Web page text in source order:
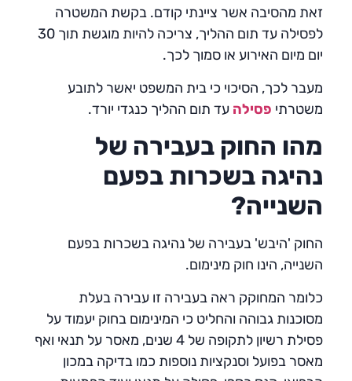
זאת מהסיבה אשר ציינתי קודם. בקשת המשטרה
לפסילה עד תום ההליך, צריכה להיות מוגשת תוך 30
יום מיום האירוע או סמוך לכך.
מעבר לכך, הסיכוי כי בית המשפט יאשר לתובע
משטרתי פסילה עד תום ההליך כנגדי יורד.
מהו החוק בעבירה של
נהיגה בשכרות בפעם
השנייה?
החוק 'היבש' בעבירה של נהיגה בשכרות בפעם
השנייה, הינו חוק מינימום.
כלומר המחוקק ראה בעבירה זו עבירה בעלת
מסוכנות גבוהה והחליט כי המינימום בחוק יעמוד על
פסילת רשיון לתקופה של 4 שנים, מאסר על תנאי ואף
מאסר בפועל וסנקציות נוספות כמו בדיקה במכון